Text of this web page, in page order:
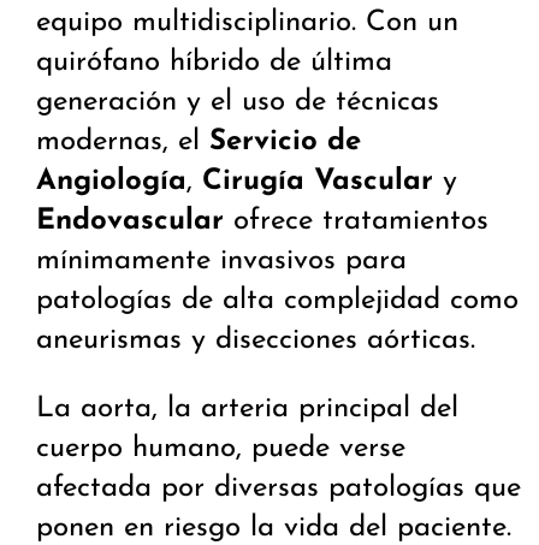
equipo multidisciplinario. Con un
quirófano híbrido de última
generación y el uso de técnicas
modernas, el Servicio de
Angiología, Cirugía Vascular y
Endovascular ofrece tratamientos
mínimamente invasivos para
patologías de alta complejidad como
aneurismas y disecciones aórticas.
La aorta, la arteria principal del
cuerpo humano, puede verse
afectada por diversas patologías que
ponen en riesgo la vida del paciente.